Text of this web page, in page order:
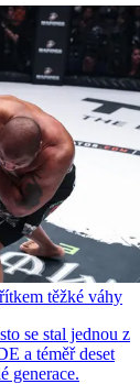
těžké váhy
se stal jednou z
a téměř deset
generace.